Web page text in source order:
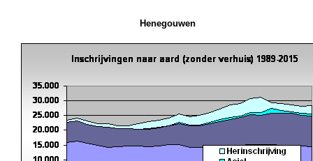
Henegouwen